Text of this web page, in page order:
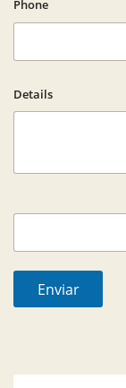
Phone
Details